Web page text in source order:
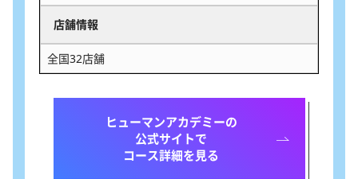
店舗情報
全国32店舗
ヒューマンアカデミーの
公式サイトで
コース詳細を見る